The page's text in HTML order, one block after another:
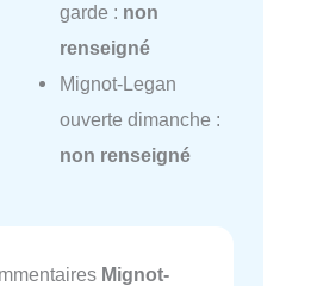
garde : non
renseigné
Mignot-Legan
ouverte dimanche :
non renseigné
Mignot-